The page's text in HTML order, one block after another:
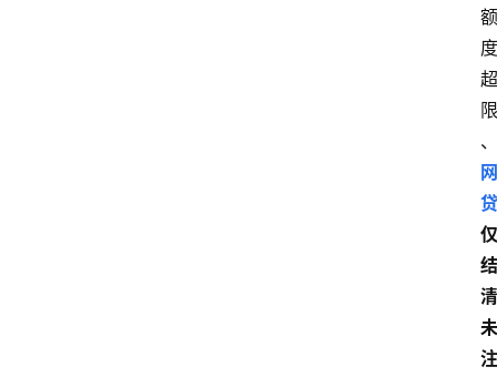
额
度
超
限
、
网
贷
仅
结
清
未
注